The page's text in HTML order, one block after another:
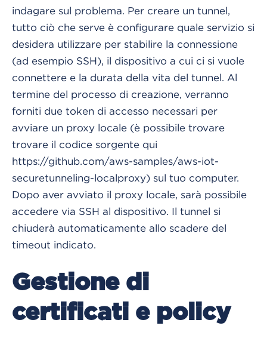
indagare sul problema. Per creare un tunnel,
tutto ciò che serve è configurare quale servizio si
desidera utilizzare per stabilire la connessione
(ad esempio SSH), il dispositivo a cui ci si vuole
connettere e la durata della vita del tunnel. Al
termine del processo di creazione, verranno
forniti due token di accesso necessari per
avviare un proxy locale (è possibile trovare
trovare il codice sorgente qui
https://github.com/aws-samples/aws-iot-
securetunneling-localproxy) sul tuo computer.
Dopo aver avviato il proxy locale, sarà possibile
accedere via SSH al dispositivo. Il tunnel si
chiuderà automaticamente allo scadere del
timeout indicato.
Gestione di
certificati e policy